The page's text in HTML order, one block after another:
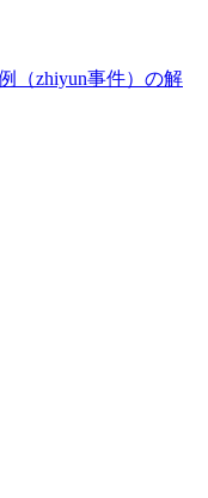
（zhiyun事件）の解